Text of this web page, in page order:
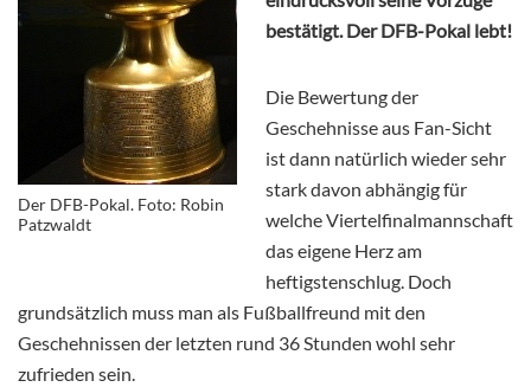
Der DFB-Pokal. Foto: Robin
Patzwaldt
bestätigt. Der DFB-Pokal lebt!
Die Bewertung der
Geschehnisse aus Fan-Sicht
ist dann natürlich wieder sehr
stark davon abhängig für
welche Viertelfinalmannschaft
das eigene Herz am
heftigstenschlug. Doch
grundsätzlich muss man als Fußballfreund mit den
Geschehnissen der letzten rund 36 Stunden wohl sehr
zufrieden sein.